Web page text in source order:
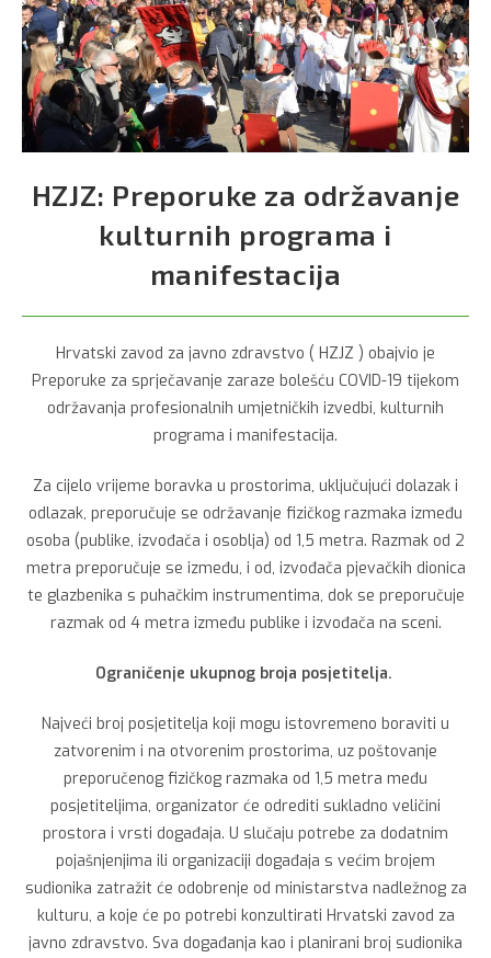
HZJZ: Preporuke za održavanje
kulturnih programa i
manifestacija
Hrvatski zavod za javno zdravstvo ( HZJZ ) obajvio je
Preporuke za sprječavanje zaraze bolešću COVID-19 tijekom
održavanja profesionalnih umjetničkih izvedbi, kulturnih
programa i manifestacija.
Za cijelo vrijeme boravka u prostorima, uključujući dolazak i
odlazak, preporučuje se održavanje fizičkog razmaka između
osoba (publike, izvođača i osoblja) od 1,5 metra. Razmak od 2
metra preporučuje se između, i od, izvođača pjevačkih dionica
te glazbenika s puhačkim instrumentima, dok se preporučuje
razmak od 4 metra između publike i izvođača na sceni.
Ograničenje ukupnog broja posjetitelja.
Najveći broj posjetitelja koji mogu istovremeno boraviti u
zatvorenim i na otvorenim prostorima, uz poštovanje
preporučenog fizičkog razmaka od 1,5 metra među
posjetiteljima, organizator će odrediti sukladno veličini
prostora i vrsti događaja. U slučaju potrebe za dodatnim
pojašnjenjima ili organizaciji događaja s većim brojem
sudionika zatražit će odobrenje od ministarstva nadležnog za
kulturu, a koje će po potrebi konzultirati Hrvatski zavod za
javno zdravstvo. Sva događanja kao i planirani broj sudionika